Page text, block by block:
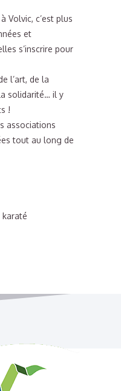
Volvic, c’est plus
et
s’inscrire pour
l’art, de la
solidarité… il y
!
associations
tout au long de
karaté